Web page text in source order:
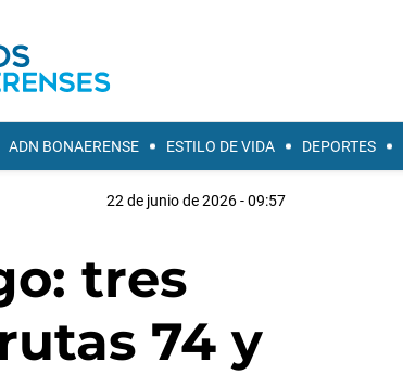
ADN BONAERENSE ESTILO DE VIDA DEPORTES
22 de junio de 2026 - 09:57
tres
74 y